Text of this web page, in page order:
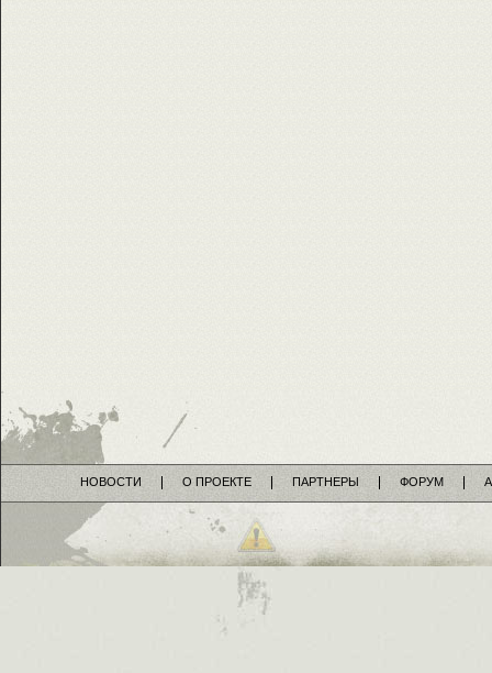
НОВОСТИ О ПРОЕКТЕ ПАРТНЕРЫ ФОРУМ